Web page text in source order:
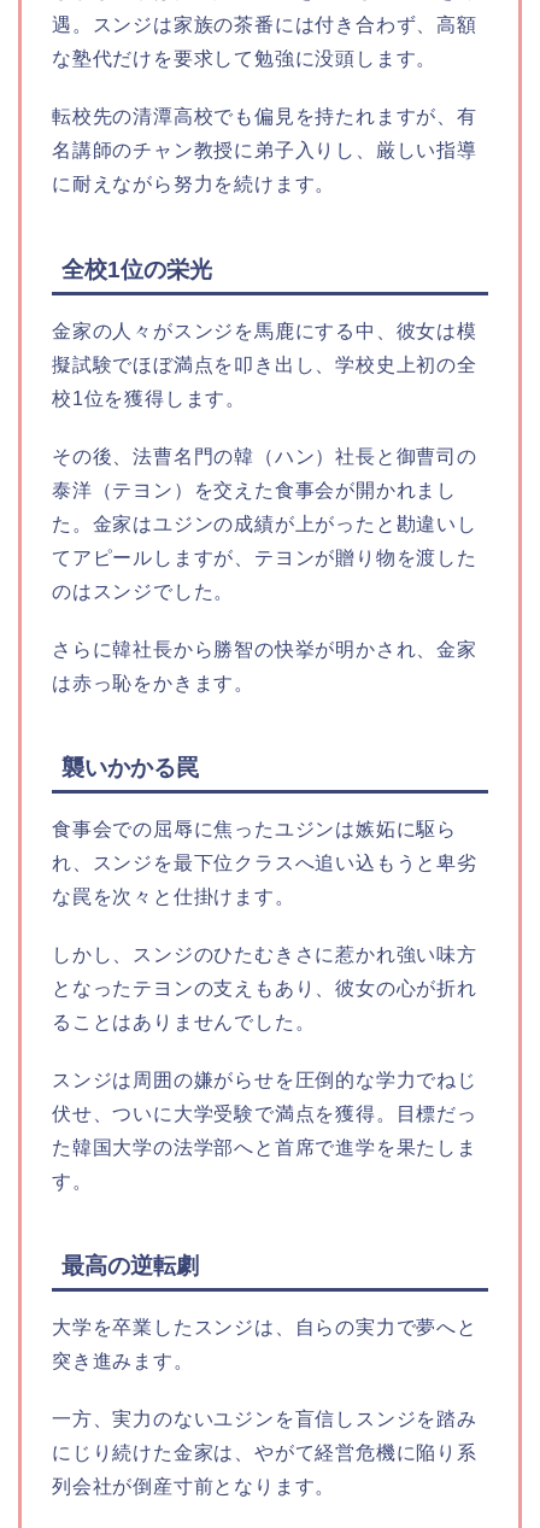
遇。スンジは家族の茶番には付き合わず、高額
な塾代だけを要求して勉強に没頭します。
転校先の清潭高校でも偏見を持たれますが、有
名講師のチャン教授に弟子入りし、厳しい指導
に耐えながら努力を続けます。
全校1位の栄光
金家の人々がスンジを馬鹿にする中、彼女は模
擬試験でほぼ満点を叩き出し、学校史上初の全
校1位を獲得します。
その後、法曹名門の韓（ハン）社長と御曹司の
泰洋（テヨン）を交えた食事会が開かれまし
た。金家はユジンの成績が上がったと勘違いし
てアピールしますが、テヨンが贈り物を渡した
のはスンジでした。
さらに韓社長から勝智の快挙が明かされ、金家
は赤っ恥をかきます。
襲いかかる罠
食事会での屈辱に焦ったユジンは嫉妬に駆ら
れ、スンジを最下位クラスへ追い込もうと卑劣
な罠を次々と仕掛けます。
しかし、スンジのひたむきさに惹かれ強い味方
となったテヨンの支えもあり、彼女の心が折れ
ることはありませんでした。
スンジは周囲の嫌がらせを圧倒的な学力でねじ
伏せ、ついに大学受験で満点を獲得。目標だっ
た韓国大学の法学部へと首席で進学を果たしま
す。
最高の逆転劇
大学を卒業したスンジは、自らの実力で夢へと
突き進みます。
一方、実力のないユジンを盲信しスンジを踏み
にじり続けた金家は、やがて経営危機に陥り系
列会社が倒産寸前となります。